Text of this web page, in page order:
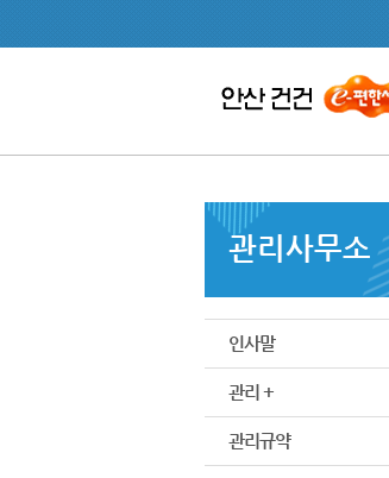
관리사무소
인사말
관리 +
관리규약